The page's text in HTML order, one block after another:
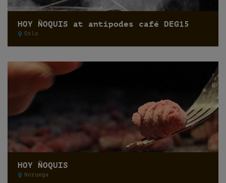
HOY ÑOQUIS at antipodes café DEG15
Oslo
HOY ÑOQUIS
Noruega